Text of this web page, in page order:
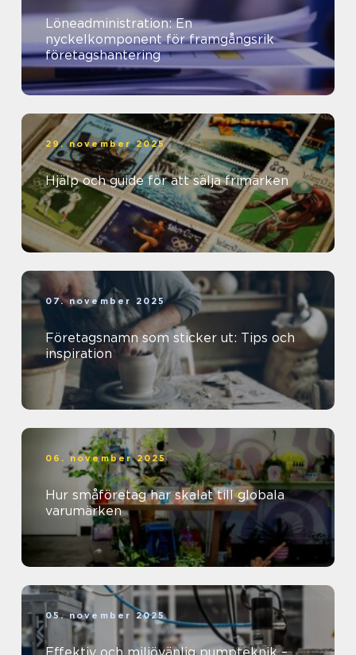
Löneadministration: En
nyckelkomponent för framgångsrik
företagshantering
29. november 2025
Hjälp och guide för att sälja frimärken
07. november 2025
Företagsnamn som sticker ut: Tips och
inspiration
06. november 2025
Hur småföretag har skalat till globala
varumärken
05. november 2025